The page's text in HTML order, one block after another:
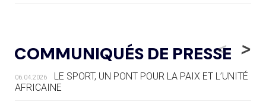
« L'ALLEMAGNE PEUT DÉMONTRER
COMMENT ORGANISER DES JO
RESPONSABLES »
04.08
COMMUNIQUÉS DE PRESSE
<
06.04.2026
LE SPORT, UN PONT POUR LA PAIX ET L’UNITÉ
AFRICAINE
>